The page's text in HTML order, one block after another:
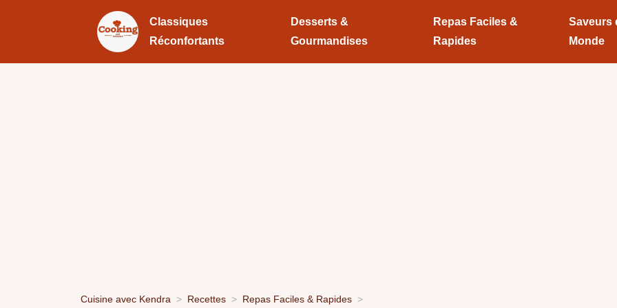
Classiques
Réconfortants
Desserts &
Gourmandises
Repas Faciles &
Rapides
Saveurs
Monde
Cuisine avec Kendra Recettes Repas Faciles & Rapides